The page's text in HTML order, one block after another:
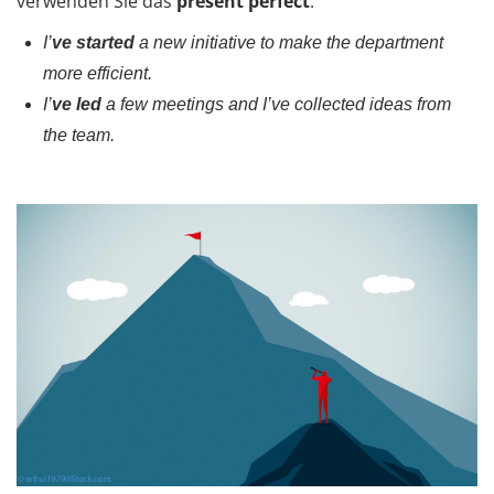
I’ve started a new initiative to make the department
more efficient.
I’ve led a few meetings and I’ve collected ideas from
the team.